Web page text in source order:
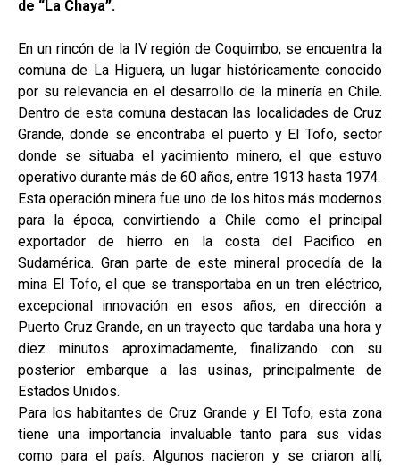
de “La Chaya”.
En un rincón de la IV región de Coquimbo, se encuentra la
comuna de La Higuera, un lugar históricamente conocido
por su relevancia en el desarrollo de la minería en Chile.
Dentro de esta comuna destacan las localidades de Cruz
Grande, donde se encontraba el puerto y El Tofo, sector
donde se situaba el yacimiento minero, el que estuvo
operativo durante más de 60 años, entre 1913 hasta 1974.
Esta operación minera fue uno de los hitos más modernos
para la época, convirtiendo a Chile como el principal
exportador de hierro en la costa del Pacifico en
Sudamérica. Gran parte de este mineral procedía de la
mina El Tofo, el que se transportaba en un tren eléctrico,
excepcional innovación en esos años, en dirección a
Puerto Cruz Grande, en un trayecto que tardaba una hora y
diez minutos aproximadamente, finalizando con su
posterior embarque a las usinas, principalmente de
Estados Unidos.
Para los habitantes de Cruz Grande y El Tofo, esta zona
tiene una importancia invaluable tanto para sus vidas
como para el país. Algunos nacieron y se criaron allí,